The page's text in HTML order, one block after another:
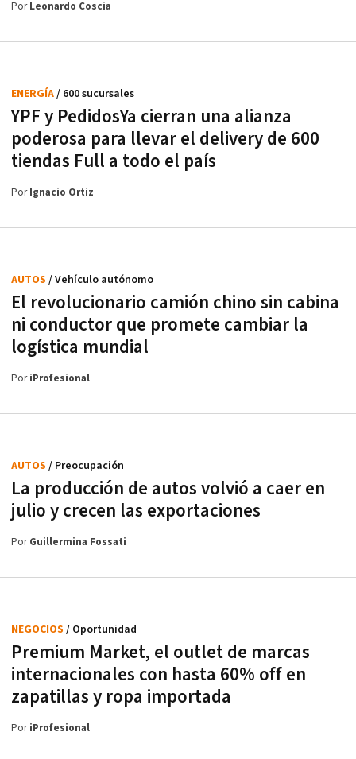
PorLeonardo Coscia
YPF y PedidosYa cierran una alianza
poderosa para llevar el delivery de 600
tiendas Full a todo el país
ENERGÍA/ 600 sucursales
PorIgnacio Ortiz
El revolucionario camión chino sin cabina
ni conductor que promete cambiar la
logística mundial
AUTOS / Vehículo autónomo
PoriProfesional
La producción de autos volvió a caer en
julio y crecen las exportaciones
AUTOS / Preocupación
PorGuillermina Fossati
Premium Market, el outlet de marcas
internacionales con hasta 60% off en
zapatillas y ropa importada
NEGOCIOS / Oportunidad
PoriProfesional